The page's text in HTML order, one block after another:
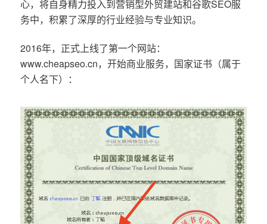
心，将自身精力投入到营销型外贸建站和谷歌SEO服
务中，积累了深厚的行业经验与专业知识。
2016年，正式上线了第一个网站：
www.cheapseo.cn，开始商业服务，国家证书（属于
个人名下）：